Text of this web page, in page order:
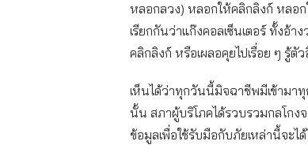
หลอกลวง) หลอกให้คลิกลิงก์ หลอก
เรียกกันว่าแก๊งคอลเซ็นเตอร์ ทั้งอ้
คลิกลิงก์ หรือเผลอคุยไปเรื่อย ๆ รู้
เห็นได้ว่าทุกวันนี้มิจฉาชีพมีเข้ามา
นั้น สภาผู้บริโภคได้รวบรวมกลโกง
ข้อมูลเพื่อใช้รับมือกับภัยเหล่านี้จะไ